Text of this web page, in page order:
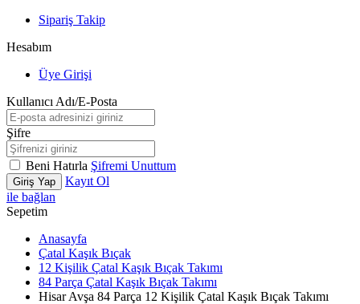
Sipariş Takip
Hesabım
Üye Girişi
Kullanıcı Adı/E-Posta
Şifre
Beni Hatırla Şifremi Unuttum
Giriş Yap
Kayıt Ol
ile bağlan
Sepetim
Anasayfa
Çatal Kaşık Bıçak
12 Kişilik Çatal Kaşık Bıçak Takımı
84 Parça Çatal Kaşık Bıçak Takımı
Hisar Avşa 84 Parça 12 Kişilik Çatal Kaşık Bıçak Takımı